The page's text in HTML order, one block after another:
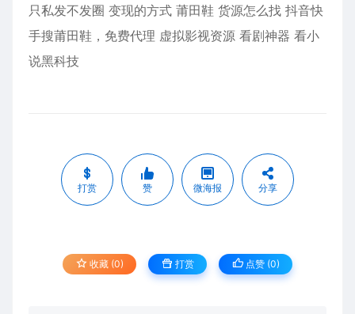
只私发不发圈 变现的方式 莆田鞋 货源怎么找 抖音快
手搜莆田鞋，免费代理 虚拟影视资源 看剧神器 看小
说黑科技
打赏 赞 微海报 分享
收藏 (0) 打赏 点赞 (0)